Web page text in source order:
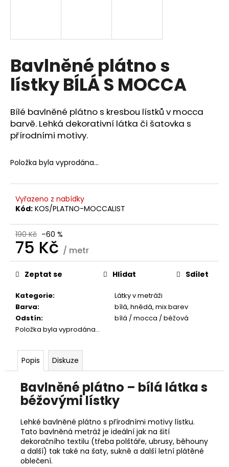
Bavlněné plátno s
lístky BÍLÁ S MOCCA
Bílé bavlněné plátno s kresbou lístků v mocca
barvě. Lehká dekorativní látka či šatovka s
přírodními motivy.
Položka byla vyprodána…
Vyřazeno z nabídky
Kód: KOS/PLATNO-MOCCALIST
190 Kč –60 %
75 Kč / metr
Měrná
cena:
Kategorie:
Látky v metráži
Barva: bílá, hnědá, mix barev
Odstín:
bílá / mocca / béžová
Položka byla vyprodána…
Zeptat se Hlídat Sdílet
Popis Diskuze
Bavlněné plátno – bílá látka s
béžovými lístky
Lehké bavlněné plátno s přírodními motivy lístku.
Tato bavlněná metráž je ideální jak na šití
dekoračního textilu (třeba polštáře, ubrusy, běhouny
a další) tak také na šaty, sukně a další letní plátěné
oblečení.
í
?
HLEDAT
D
p
o
č
u
e
m